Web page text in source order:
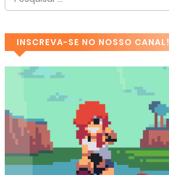
INSCREVA-SE NO NOSSO CANAL!